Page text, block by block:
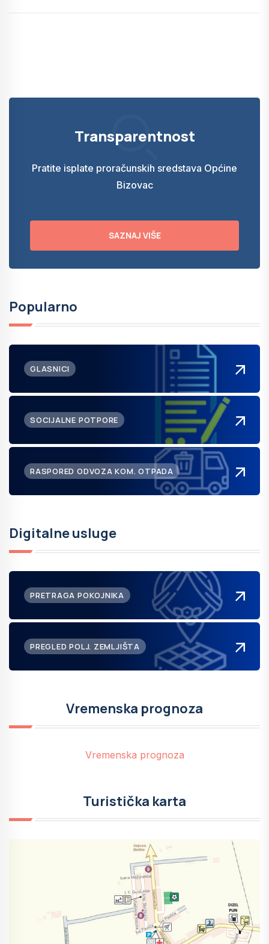
Transparentnost
Pratite isplate proračunskih sredstava Općine
Bizovac
SAZNAJ VIŠE
Popularno
GLASNICI
SOCIJALNE POTPORE
RASPORED ODVOZA KOM. OTPADA
Digitalne usluge
PRETRAGA POKOJNIKA
PREGLED POLJ. ZEMLJIŠTA
Vremenska prognoza
Vremenska prognoza
Turistička karta